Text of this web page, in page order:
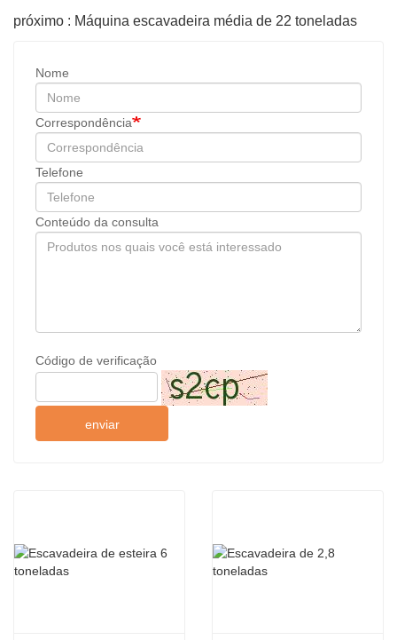
próximo : Máquina escavadeira média de 22 toneladas
Nome
Correspondência
Telefone
Conteúdo da consulta
Código de verificação
enviar